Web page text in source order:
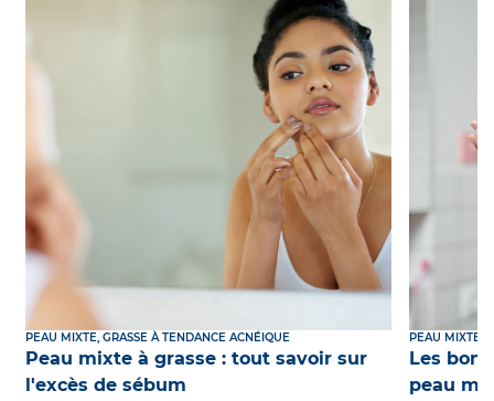
PEAU MIXTE, GRASSE À TENDANCE ACNÉIQUE
Peau mixte à grasse : tout savoir sur
l'excès de sébum
PEAU MIXTE,
Les
peau